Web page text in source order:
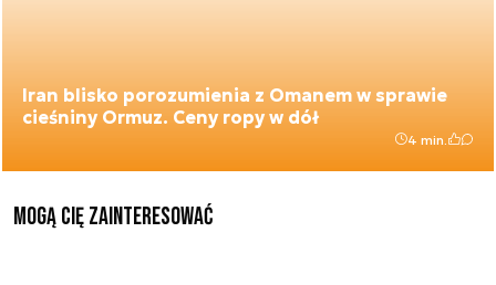
Iran blisko porozumienia z Omanem w sprawie
cieśniny Ormuz. Ceny ropy w dół
4 min.
Mogą Cię zainteresować